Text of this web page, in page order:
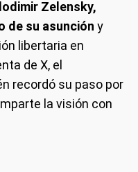
Zelensky,
de su asunción y
libertaria en
de X, el
recordó su paso por
la visión con